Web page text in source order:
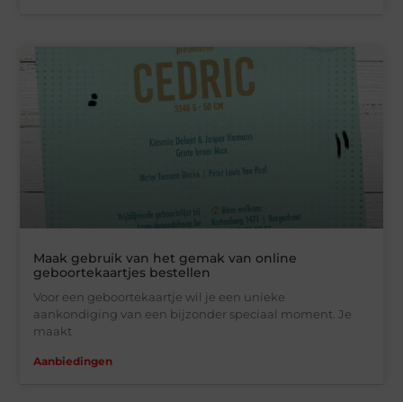
Maak gebruik van het gemak van online
geboortekaartjes bestellen
Voor een geboortekaartje wil je een unieke
aankondiging van een bijzonder speciaal moment. Je
maakt
Aanbiedingen